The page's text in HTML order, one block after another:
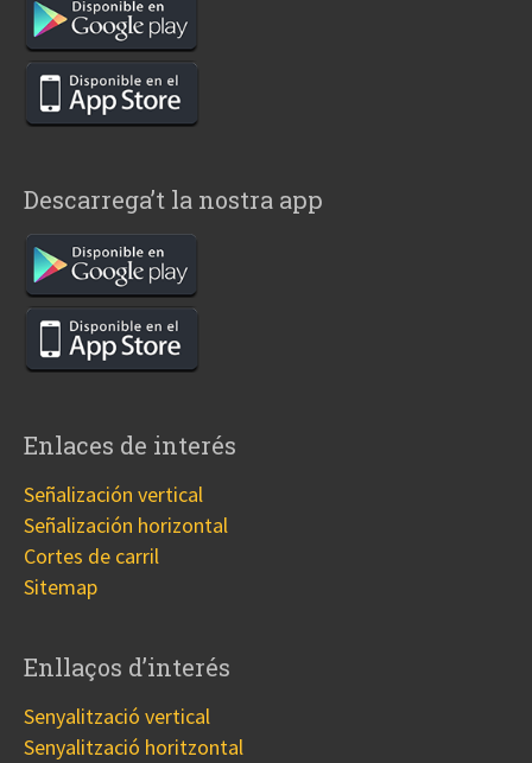
Descarrega’t la nostra app
Enlaces de interés
Señalización vertical
Señalización horizontal
Cortes de carril
Sitemap
Enllaços d’interés
Senyalització vertical
Senyalització horitzontal